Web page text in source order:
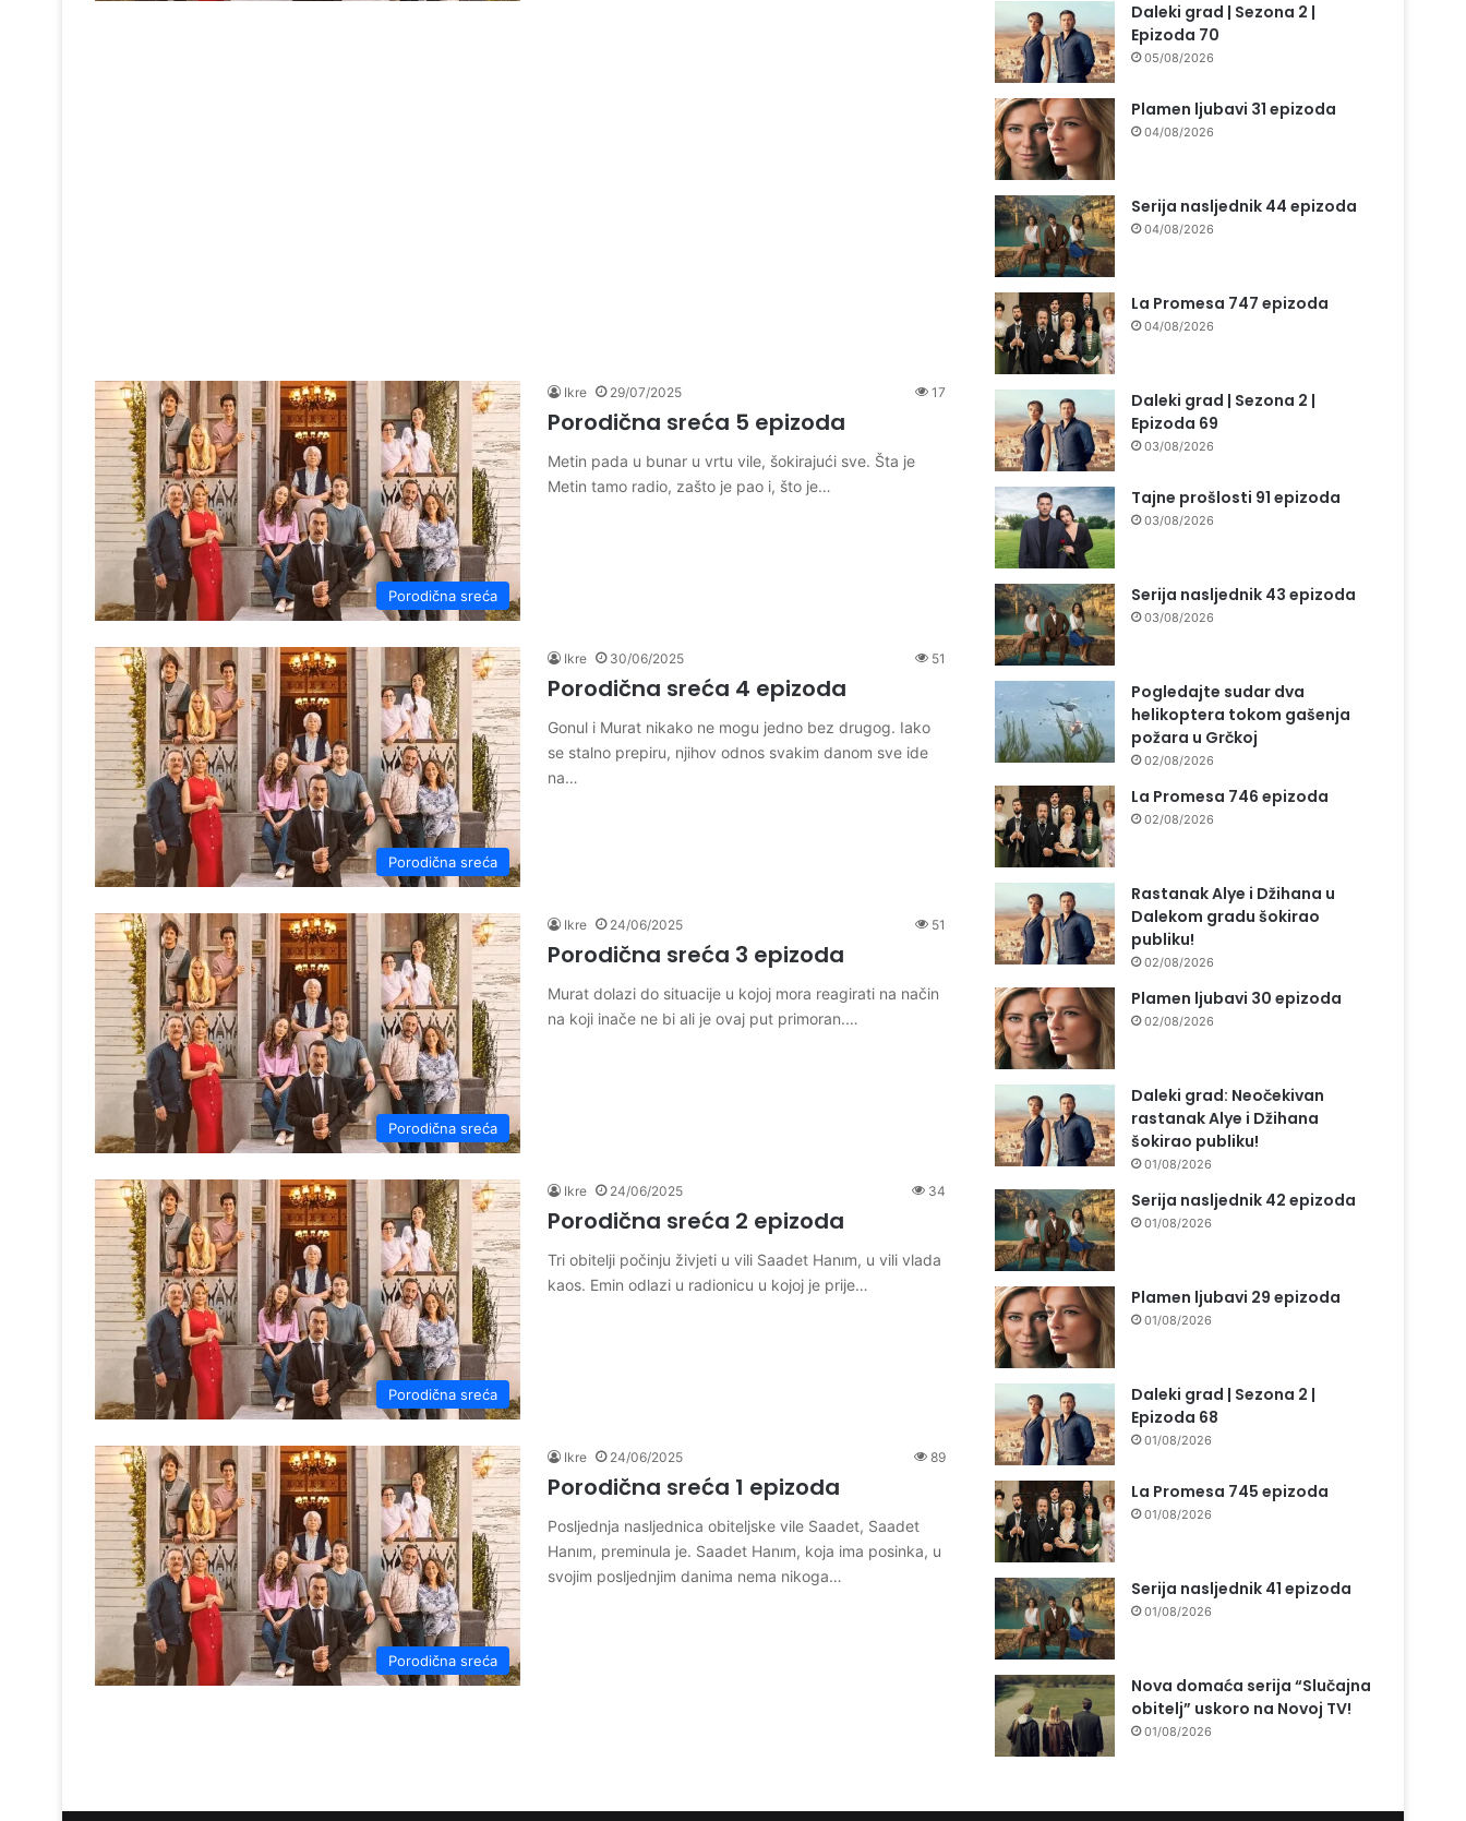
Porodična sreća
Ikre 29/07/2025 17
Porodična sreća 5 epizoda
Metin pada u bunar u vrtu vile, šokirajući sve. Šta je
Metin tamo radio, zašto je pao i, što je…
Porodična sreća
Ikre 30/06/2025 51
Porodična sreća 4 epizoda
Gonul i Murat nikako ne mogu jedno bez drugog. Iako
se stalno prepiru, njihov odnos svakim danom sve ide
na…
Porodična sreća
Ikre 24/06/2025 51
Porodična sreća 3 epizoda
Murat dolazi do situacije u kojoj mora reagirati na način
na koji inače ne bi ali je ovaj put primoran.…
Porodična sreća
Ikre 24/06/2025 34
Porodična sreća 2 epizoda
Tri obitelji počinju živjeti u vili Saadet Hanım, u vili vlada
kaos. Emin odlazi u radionicu u kojoj je prije…
Porodična sreća
Ikre 24/06/2025 89
Porodična sreća 1 epizoda
Posljednja nasljednica obiteljske vile Saadet, Saadet
Hanım, preminula je. Saadet Hanım, koja ima posinka, u
svojim posljednjim danima nema nikoga…
Daleki grad | Sezona 2 |
Epizoda 70
05/08/2026
Plamen ljubavi 31 epizoda
04/08/2026
Serija nasljednik 44 epizoda
04/08/2026
La Promesa 747 epizoda
04/08/2026
Daleki grad | Sezona 2 |
Epizoda 69
03/08/2026
Tajne prošlosti 91 epizoda
03/08/2026
Serija nasljednik 43 epizoda
03/08/2026
Pogledajte sudar dva
helikoptera tokom gašenja
požara u Grčkoj
02/08/2026
La Promesa 746 epizoda
02/08/2026
Rastanak Alye i Džihana u
Dalekom gradu šokirao
publiku!
02/08/2026
Plamen ljubavi 30 epizoda
02/08/2026
Daleki grad: Neočekivan
rastanak Alye i Džihana
šokirao publiku!
01/08/2026
Serija nasljednik 42 epizoda
01/08/2026
Plamen ljubavi 29 epizoda
01/08/2026
Daleki grad | Sezona 2 |
Epizoda 68
01/08/2026
La Promesa 745 epizoda
01/08/2026
Serija nasljednik 41 epizoda
01/08/2026
Nova domaća serija “Slučajna
obitelj” uskoro na Novoj TV!
01/08/2026